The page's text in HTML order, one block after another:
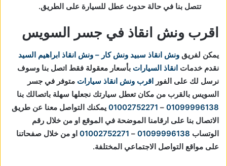
تتصل بنا في حالة حدوث عطل للسيارة على الطريق.
اقرب ونش انقاذ في جسر السويس
يمكن لفريق ونش انقاذ سبيد ونش كار – ونش انقاذ ابراهيم السيد
نقدم خدمات انقاذ السيارات بأسعار معقولة فقط اتصل بنا وسوف
نرسل لك على الفور
اقرب ونش انقاذ سيارات متوفر في جسر
السويس بالقرب من مكان تعطل سيارتك نجعلها سهلة باتصالك بنا
01099996138
–
01002752271 يمكنك التواصل معنا عن طريق
الاتصال بنا على ارقامنا الموضحة في الموقع او من خلال رقم
الوتساب 01099996138
–
01002752271 او من خلال صفحاتنا
على مواقع التواصل الاجتماعي المختلفة.